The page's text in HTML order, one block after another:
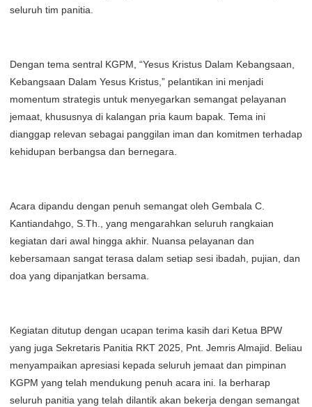
seluruh tim panitia.
Dengan tema sentral KGPM, “Yesus Kristus Dalam Kebangsaan,
Kebangsaan Dalam Yesus Kristus,” pelantikan ini menjadi
momentum strategis untuk menyegarkan semangat pelayanan
jemaat, khususnya di kalangan pria kaum bapak. Tema ini
dianggap relevan sebagai panggilan iman dan komitmen terhadap
kehidupan berbangsa dan bernegara.
Acara dipandu dengan penuh semangat oleh Gembala C.
Kantiandahgo, S.Th., yang mengarahkan seluruh rangkaian
kegiatan dari awal hingga akhir. Nuansa pelayanan dan
kebersamaan sangat terasa dalam setiap sesi ibadah, pujian, dan
doa yang dipanjatkan bersama.
Kegiatan ditutup dengan ucapan terima kasih dari Ketua BPW
yang juga Sekretaris Panitia RKT 2025, Pnt. Jemris Almajid. Beliau
menyampaikan apresiasi kepada seluruh jemaat dan pimpinan
KGPM yang telah mendukung penuh acara ini. Ia berharap
seluruh panitia yang telah dilantik akan bekerja dengan semangat